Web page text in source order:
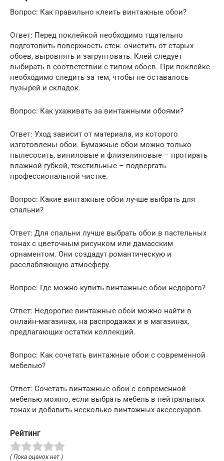
Вопрос: Как правильно клеить винтажные обои?
Ответ: Перед поклейкой необходимо тщательно
подготовить поверхность стен: очистить от старых
обоев, выровнять и загрунтовать. Клей следует
выбирать в соответствии с типом обоев. При поклейке
необходимо следить за тем, чтобы не оставалось
пузырей и складок.
Вопрос: Как ухаживать за винтажными обоями?
Ответ: Уход зависит от материала, из которого
изготовлены обои. Бумажные обои можно только
пылесосить, виниловые и флизелиновые – протирать
влажной губкой, текстильные – подвергать
профессиональной чистке.
Вопрос: Какие винтажные обои лучше выбрать для
спальни?
Ответ: Для спальни лучше выбрать обои в пастельных
тонах с цветочным рисунком или дамасским
орнаментом. Они создадут романтическую и
расслабляющую атмосферу.
Вопрос: Где можно купить винтажные обои недорого?
Ответ: Недорогие винтажные обои можно найти в
онлайн-магазинах, на распродажах и в магазинах,
предлагающих остатки коллекций.
Вопрос: Как сочетать винтажные обои с современной
мебелью?
Ответ: Сочетать винтажные обои с современной
мебелью можно, если выбрать мебель в нейтральных
тонах и добавить несколько винтажных аксессуаров.
Рейтинг
( Пока оценок нет )